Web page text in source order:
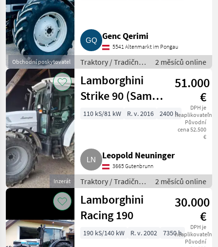
Obchodní poskytovatel
Genc Qerimi
5541 Altenmarkt im Pongau
Traktory / Tradičný
traktor
2 měsíců online
Inzerát
Lamborghini
Strike 90 (Same
Explorer)
51.000
€
DPH je
neaplikovateľné
Původní
cena 52.500
€
110 kS/81 kW R. v. 2016 2400 h
Leopold Neuninger
3665 Gutenbrunn
Traktory / Tradičný
traktor
2 měsíců online
Lamborghini
Racing 190
30.000
€
DPH je
neaplikovateľné
Původní
190 kS/140 kW R. v. 2002 7350 h